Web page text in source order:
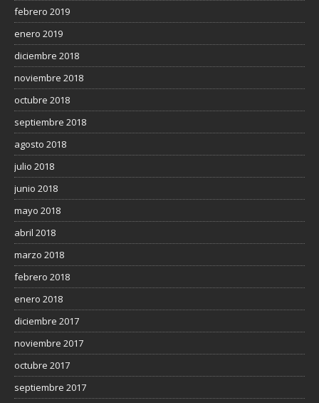
febrero 2019
enero 2019
diciembre 2018
noviembre 2018
octubre 2018
septiembre 2018
agosto 2018
julio 2018
junio 2018
mayo 2018
abril 2018
marzo 2018
febrero 2018
enero 2018
diciembre 2017
noviembre 2017
octubre 2017
septiembre 2017